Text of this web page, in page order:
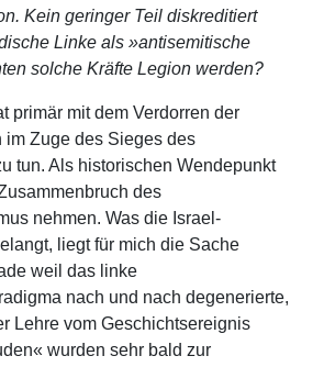
Kein geringer Teil diskreditiert
Linke als »antisemitische
solche Kräfte Legion werden?
primär mit dem Verdorren der
Zuge des Sieges des
tun. Als historischen Wendepunkt
des
nehmen. Was die Israel-
liegt für mich die Sache
weil das linke
nach und nach degenerierte,
Lehre vom Geschichtsereignis
wurden sehr bald zur